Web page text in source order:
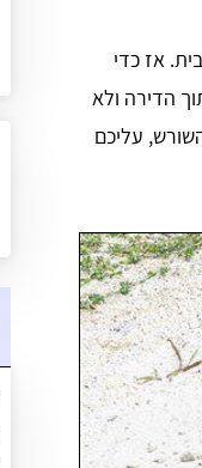
אז כדי
הדירה ולא
עליכם